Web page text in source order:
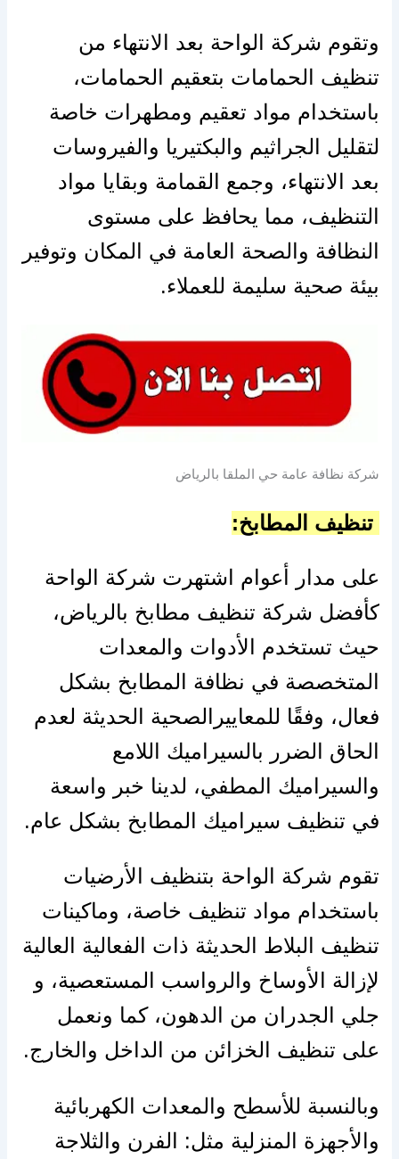
وتقوم شركة الواحة بعد الانتهاء من
تنظيف الحمامات بتعقيم الحمامات،
باستخدام مواد تعقيم ومطهرات خاصة
لتقليل الجراثيم والبكتيريا والفيروسات
بعد الانتهاء، وجمع القمامة وبقايا مواد
التنظيف، مما يحافظ على مستوى
النظافة والصحة العامة في المكان وتوفير
بيئة صحية سليمة للعملاء.
شركة نظافة عامة حي الملقا بالرياض
تنظيف المطابخ:
على مدار أعوام اشتهرت شركة الواحة
كأفضل شركة تنظيف مطابخ بالرياض،
حيث تستخدم الأدوات والمعدات
المتخصصة في نظافة المطابخ بشكل
فعال، وفقًا للمعاييرالصحية الحديثة لعدم
الحاق الضرر بالسيراميك اللامع
والسيراميك المطفي، لدينا خبر واسعة
في تنظيف سيراميك المطابخ بشكل عام.
تقوم شركة الواحة بتنظيف الأرضيات
باستخدام مواد تنظيف خاصة، وماكينات
تنظيف البلاط الحديثة ذات الفعالية العالية
لإزالة الأوساخ والرواسب المستعصية، و
جلي الجدران من الدهون، كما ونعمل
على تنظيف الخزائن من الداخل والخارج.
وبالنسبة للأسطح والمعدات الكهربائية
والأجهزة المنزلية مثل: الفرن والثلاجة